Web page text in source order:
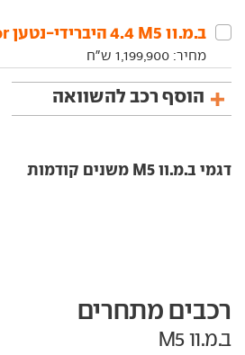
ב.מ.וו‏ M5‏ 4.4 היברידי-נטען Superior
מחיר: 1,199,900 ש"ח
הוסף רכב להשוואה
דגמי ב.מ.וו M5 משנים קודמות
רכבים מתחרים
ב.מ.וו M5